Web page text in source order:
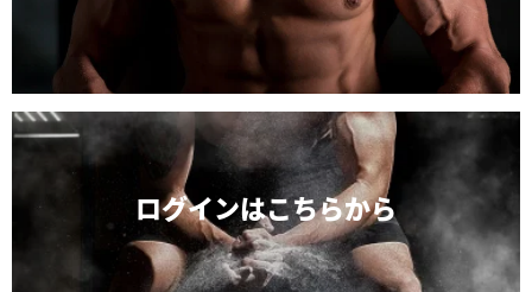
ログインはこちらから